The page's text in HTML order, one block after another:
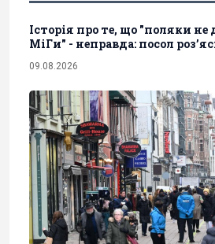
Історія про те, що "поляки не
МіГи" - неправда: посол
09.08.2026